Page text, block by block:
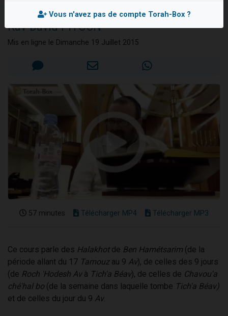
Ariel vient de donner son Maasser
Eva vient de donner son Maasser
(partie 1)
Rav David PITOUN
Mis en ligne le Dimanche 19 Juillet 2015
57 minutes Télécharger MP4 Télécharger MP3
Ce cours parle des Halakhot de Ben Hamétsarim (de la
période allant du 17 Tamouzau 9 Av), de celles des 9 jours
(de Roch 'Hodesh Avà Tich'a Béav), de celles de Chavou'a
ché'hal bo (de la semaine dans laquelle tombe Tich'a Béav)
et de celles du jour du 9 Av.
Vous n'avez pas de compte Torah-Box ?